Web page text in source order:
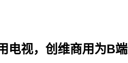
电视，创维商用为B